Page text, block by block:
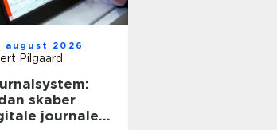
august 2026
Pilgaard
skaber
journaler